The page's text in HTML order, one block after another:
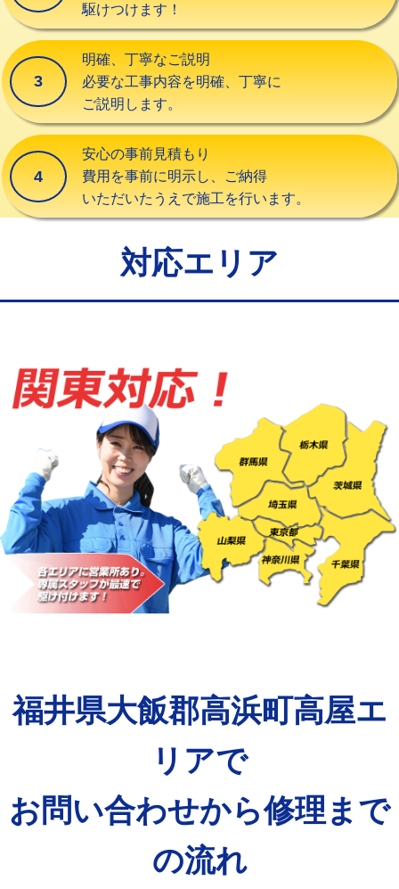
交換・取付（その他部品）
持込商品取付（単水栓）
持込商品取付（混合水栓） 16,500円
持込商品取付（浄水器・分岐水栓） 16,500円
給水管工事※（ホール加工)
給水管工事※（バンド止め) 3,300円
給水管工事※（保温材使用（バンド止
5,500円
給水管工事※（塩ビ管（VP・HI）使
用/3ｍまで)
給水管工事※（塩ビ管（VP・HI）使
用（追加）/3ｍ超え)
+8,800円
給水管工事※（ライニング鋼管・銅
管・ポリ管・HT管使用/3ｍまで)
44,000円
給水管工事※（ライニング鋼管・銅
管・ポリ管・HT管使用/3ｍ超え)
+8,800円
マス交換（土の掘削・埋め戻し作業）
コンクリート斫り（厚さ10㎝まで） 27,500円
コンクリート斫り（厚さ10㎝超え）
モルタル補修（厚さ10㎝超え） 38,500円
駆けつけます！
3
明確、丁寧なご説明
必要な工事内容を明確、丁寧に
ご説明します。
4
安心の事前見積もり
費用を事前に明示し、ご納得
いただいたうえで施工を行います。
対応エリア
福井県大飯郡高浜町高屋エ
リアで
お問い合わせから修理まで
の流れ